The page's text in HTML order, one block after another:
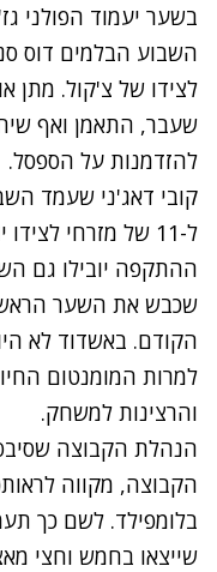
בשער יעמוד הפולני
השבוע הבלמים דוס
לצידו של צ'קול. מתן
שעבר, התאמן ואף
להזדמנות על הספסל.
קובי דאג'ני שעמד
ל-11 של מזרחי
ההתקפה יובילו גם
שכבש את השער
הקודם. באשדוד לא
למרות המומנטום
והרצינות למשחק.
הנהלת הקבוצה
הקבוצה, מקווה
בלומפילד. לשם כך
שייצאו בחמש וחצי